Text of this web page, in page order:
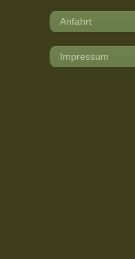
Anfahrt
Impressum